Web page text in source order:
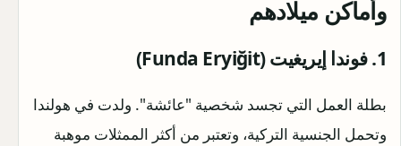
وأماكن ميلادهم
1. فوندا إيريغيت (Funda Eryiğit)
بطلة العمل التي تجسد شخصية "عائشة". ولدت في هولندا
وتحمل الجنسية التركية، وتعتبر من أكثر الممثلات موهبة